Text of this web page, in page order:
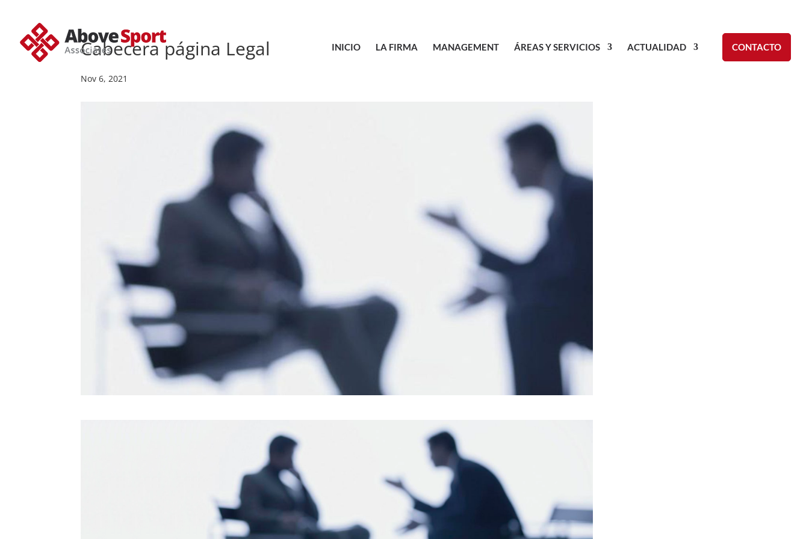
INICIO LA FIRMA MANAGEMENT ÁREAS Y SERVICIOS ACTUALIDAD CONTACTO
Cabecera página Legal
Nov 6, 2021